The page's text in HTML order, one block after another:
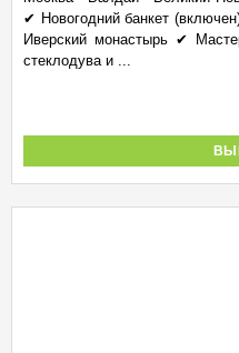
✔ Новогодний банкет
Иверский монастырь ✔
стеклодува и ...